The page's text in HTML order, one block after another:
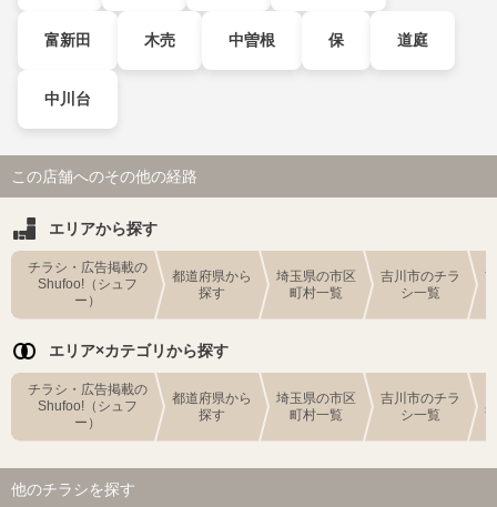
富新田 木売 中曽根 保 道庭
中川台
この店舗へのその他の経路
エリアから探す
チラシ・広告掲載の
Shufoo!（シュフ
ー）
都道府県から
探す
埼玉県の市区
町村一覧
吉川市のチラ
シ一覧
エリア×カテゴリから探す
チラシ・広告掲載の
Shufoo!（シュフ
ー）
都道府県から
探す
埼玉県の市区
町村一覧
吉川市のチラ
シ一覧
他のチラシを探す